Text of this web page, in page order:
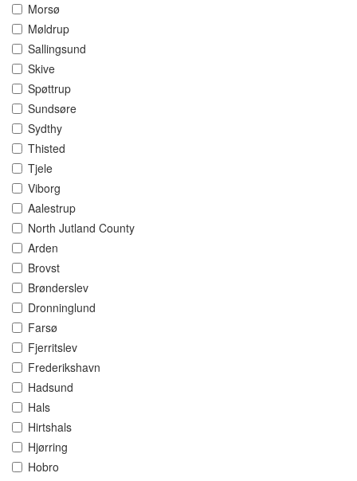
Morsø
Møldrup
Sallingsund
Skive
Spøttrup
Sundsøre
Sydthy
Thisted
Tjele
Viborg
Aalestrup
North Jutland County
Arden
Brovst
Brønderslev
Dronninglund
Farsø
Fjerritslev
Frederikshavn
Hadsund
Hals
Hirtshals
Hjørring
Hobro